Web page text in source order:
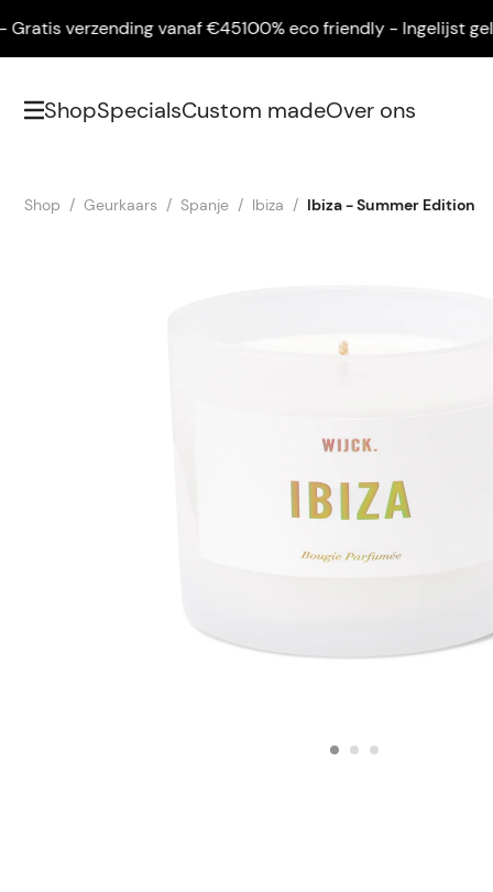
verzending vanaf €45100% eco friendly - Ingelijst
ShopSpecialsCustom madeOver ons
Shop Geurkaars Spanje Ibiza Ibiza - Summer Edition